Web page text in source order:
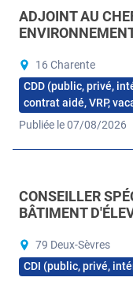
ADJOINT AU
16 Charente
CDD (public, privé,
contrat aidé, VRP,
Publiée le 07/08/2026
CONSEILLER
BÂTIMENT
79 Deux-Sèvres
CDI (public, privé,